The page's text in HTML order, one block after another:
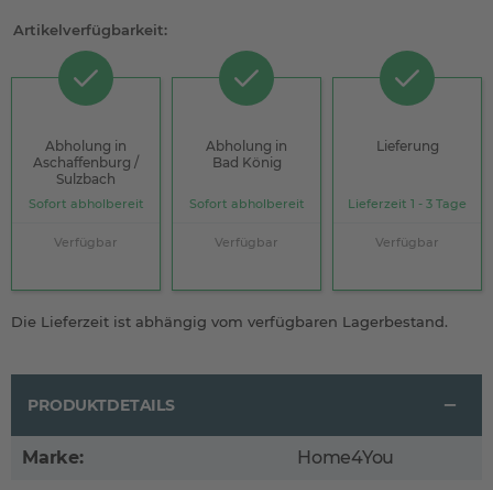
Artikelverfügbarkeit:
Abholung in
Aschaffenburg /
Sulzbach
Sofort abholbereit
Verfügbar
Abholung in
Bad König
Sofort abholbereit
Verfügbar
Lieferung
Lieferzeit 1 - 3 Tage
Verfügbar
Die Lieferzeit ist abhängig vom verfügbaren Lagerbestand.
PRODUKTDETAILS
Marke: Home4You